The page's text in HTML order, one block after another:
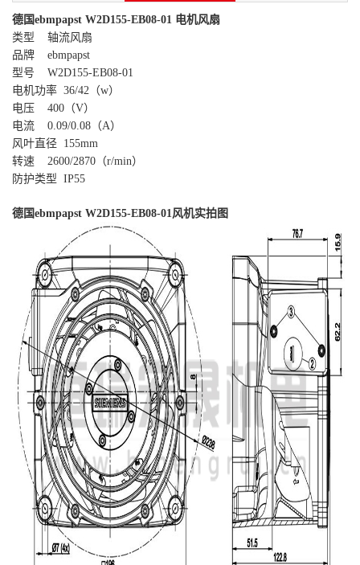
德国ebmpapst W2D155-EB08-01 电机风扇
类型 轴流风扇
品牌 ebmpapst
型号 W2D155-EB08-01
电机功率 36/42（w）
电压 400（V）
电流 0.09/0.08（A）
风叶直径 155mm
转速 2600/2870（r/min）
防护类型 IP55
德国ebmpapst W2D155-EB08-01风机实拍图